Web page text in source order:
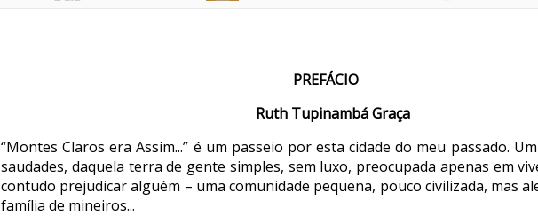
PREFÁCIO
Ruth Tupinambá Graça
“Montes Claros era Assim...” é um passeio por esta cidade do meu passado.
saudades, daquela terra de gente simples, sem luxo, preocupada apenas em
contudo prejudicar alguém – uma comunidade pequena, pouco civilizada, mas
família de mineiros...